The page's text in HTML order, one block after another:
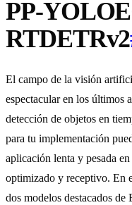
PP-
RTDETRv2
El campo de la visión
espectacular en los últimos
detección de objetos en
para tu implementación
aplicación lenta y pesada
optimizado y receptivo. En
dos modelos destacados